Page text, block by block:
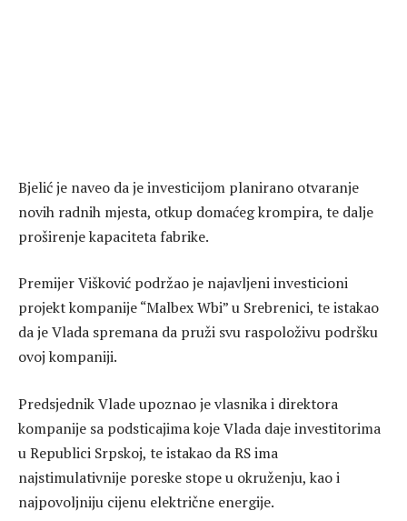
Bjelić je naveo da je investicijom planirano otvaranje
novih radnih mjesta, otkup domaćeg krompira, te dalje
proširenje kapaciteta fabrike.
Premijer Višković podržao je najavljeni investicioni
projekt kompanije “Malbex Wbi” u Srebrenici, te istakao
da je Vlada spremana da pruži svu raspoloživu podršku
ovoj kompaniji.
Predsjednik Vlade upoznao je vlasnika i direktora
kompanije sa podsticajima koje Vlada daje investitorima
u Republici Srpskoj, te istakao da RS ima
najstimulativnije poreske stope u okruženju, kao i
najpovoljniju cijenu električne energije.